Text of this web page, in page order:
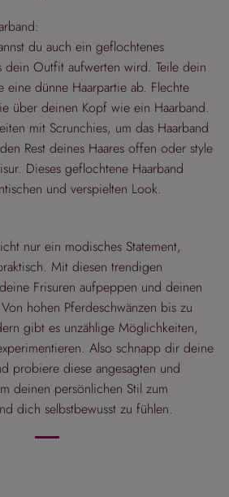
du auch ein geflochtenes
dein Outfit aufwerten wird. Teile dein
eine dünne Haarpartie ab. Flechte
über deinen Kopf wie ein Haarband.
mit Scrunchies, um das Haarband
Rest deines Haares offen oder style
Dieses geflochtene Haarband
und verspielten Look.
nur ein modisches Statement,
Mit diesen trendigen
Frisuren aufpeppen und deinen
hohen Pferdeschwänzen bis zu
gibt es unzählige Möglichkeiten,
Also schnapp dir deine
probiere diese angesagten und
deinen persönlichen Stil zum
dich selbstbewusst zu fühlen.